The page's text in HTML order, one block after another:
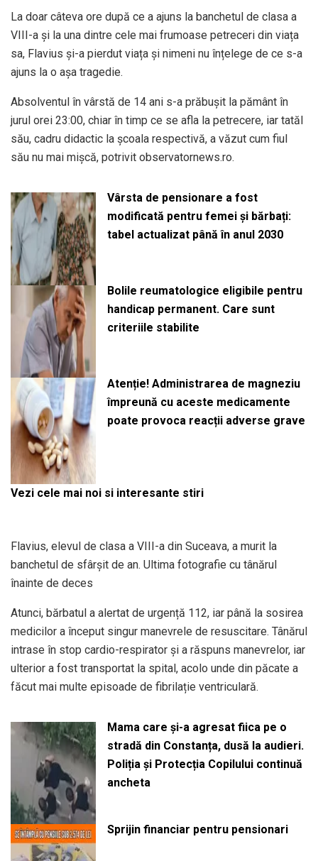
La doar câteva ore după ce a ajuns la banchetul de clasa a
VIII-a și la una dintre cele mai frumoase petreceri din viața
sa, Flavius și-a pierdut viața și nimeni nu înțelege de ce s-a
ajuns la o așa tragedie.
Absolventul în vârstă de 14 ani s-a prăbușit la pământ în
jurul orei 23:00, chiar în timp ce se afla la petrecere, iar tatăl
său, cadru didactic la școala respectivă, a văzut cum fiul
său nu mai mișcă, potrivit observatornews.ro.
Vârsta de pensionare a fost
modificată pentru femei și bărbați:
tabel actualizat până în anul 2030
Bolile reumatologice eligibile pentru
handicap permanent. Care sunt
criteriile stabilite
Atenție! Administrarea de magneziu
împreună cu aceste medicamente
poate provoca reacții adverse grave
Vezi cele mai noi si interesante stiri
Flavius, elevul de clasa a VIII-a din Suceava, a murit la
banchetul de sfârșit de an. Ultima fotografie cu tânărul
înainte de deces
Atunci, bărbatul a alertat de urgență 112, iar până la sosirea
medicilor a început singur manevrele de resuscitare. Tânărul
intrase în stop cardio-respirator și a răspuns manevrelor, iar
ulterior a fost transportat la spital, acolo unde din păcate a
făcut mai multe episoade de fibrilație ventriculară.
Mama care și-a agresat fiica pe o
stradă din Constanța, dusă la audieri.
Poliția și Protecția Copilului continuă
ancheta
Sprijin financiar pentru pensionari